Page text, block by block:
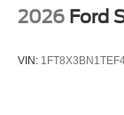
2026 Ford
VIN: